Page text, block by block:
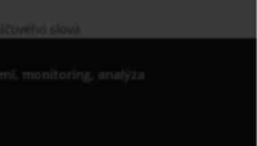
slova
monitoring, analýza